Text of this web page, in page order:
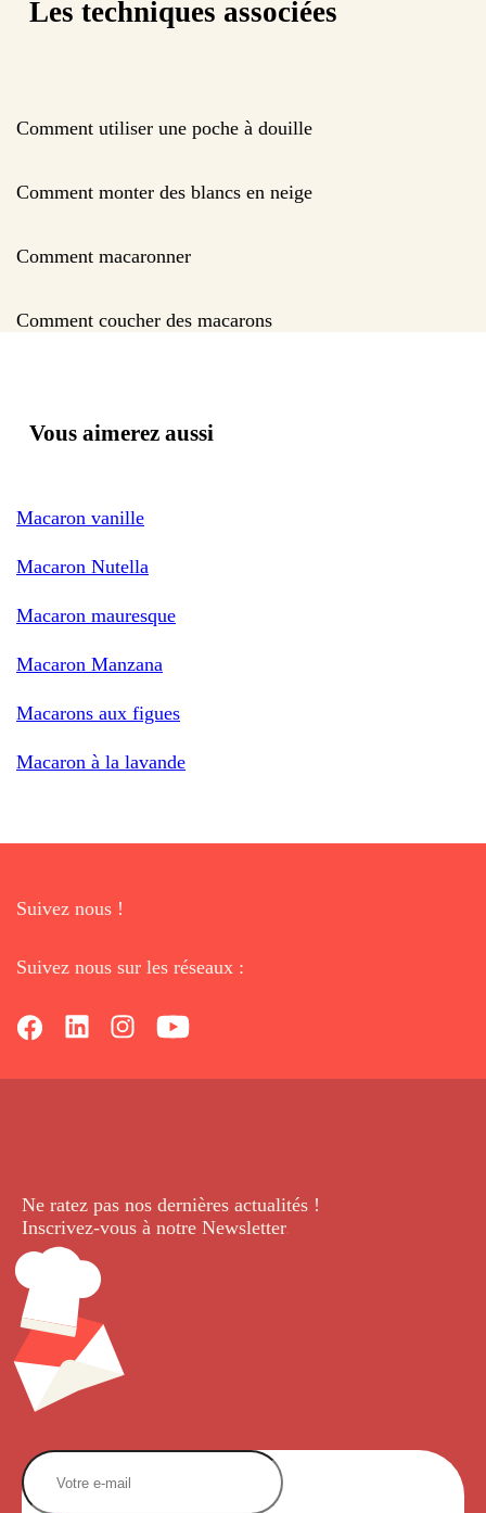
Les techniques associées
Comment utiliser une poche à douille
Comment monter des blancs en neige
Comment macaronner
Comment coucher des macarons
Vous aimerez aussi
Macaron vanille
Macaron Nutella
Macaron mauresque
Macaron Manzana
Macarons aux figues
Macaron à la lavande
Suivez nous !
Suivez nous sur les réseaux :
Ne ratez pas nos dernières actualités !
Inscrivez-vous à notre Newsletter.